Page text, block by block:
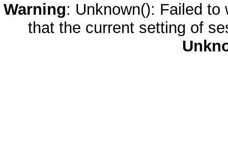
Warning: Unknown(): Failed
that the current setting of